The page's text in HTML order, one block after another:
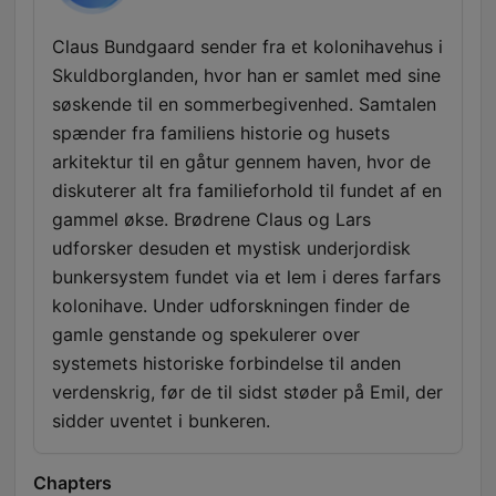
Claus Bundgaard sender fra et kolonihavehus i
Skuldborglanden, hvor han er samlet med sine
søskende til en sommerbegivenhed. Samtalen
spænder fra familiens historie og husets
arkitektur til en gåtur gennem haven, hvor de
diskuterer alt fra familieforhold til fundet af en
gammel økse. Brødrene Claus og Lars
udforsker desuden et mystisk underjordisk
bunkersystem fundet via et lem i deres farfars
kolonihave. Under udforskningen finder de
gamle genstande og spekulerer over
systemets historiske forbindelse til anden
verdenskrig, før de til sidst støder på Emil, der
sidder uventet i bunkeren.
Chapters